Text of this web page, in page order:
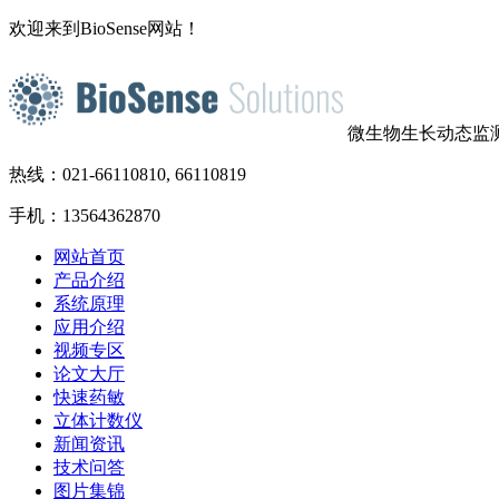
欢迎来到BioSense网站！
微生物生长动态监
热线：021-66110810, 66110819
手机：13564362870
网站首页
产品介绍
系统原理
应用介绍
视频专区
论文大厅
快速药敏
立体计数仪
新闻资讯
技术问答
图片集锦